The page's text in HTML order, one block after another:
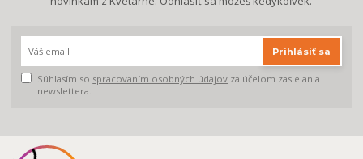
Prihlásiť sa
Súhlasím so spracovaním osobných údajov za účelom zasielania
newslettera.